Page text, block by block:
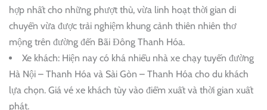
hợp nhất cho những phượt thủ, vừa linh hoạt thời gian di
chuyển vừa được trải nghiệm khung cảnh thiên nhiên thơ
mộng trên đường đến Bãi Đông Thanh Hóa.
Xe khách: Hiện nay có khá nhiều nhà xe chạy tuyến đường
Hà Nội – Thanh Hóa và Sài Gòn – Thanh Hóa cho du khách
lựa chọn. Giá vé xe khách tùy vào điểm xuất và thời gian xuất
phát.